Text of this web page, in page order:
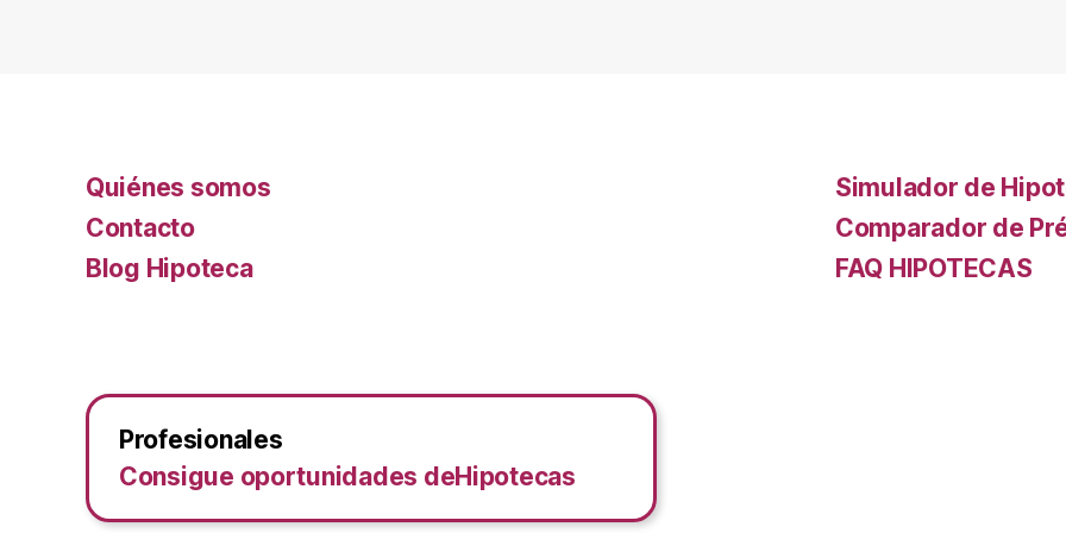
Quiénes somos
Contacto
Blog Hipoteca
Simulador de
Comparador de
FAQ HIPOTECAS
Profesionales
Consigue oportunidades deHipotecas